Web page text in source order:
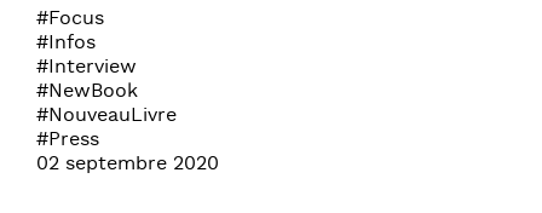
#Focus
#Infos
#Interview
#NewBook
#NouveauLivre
#Press
02 septembre 2020